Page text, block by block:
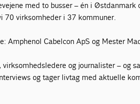
med to busser – én i Østdanmark
70 virksomheder i 37 kommuner.
Amphenol Cabelcon ApS og Mester
og journalister – og
og tager livtag med aktuelle